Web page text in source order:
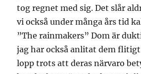
tog regnet med sig. Det slår
vi också under många års tid
”The rainmakers” Dom är
jag har också anlitat dem
lopp trots att deras närvaro